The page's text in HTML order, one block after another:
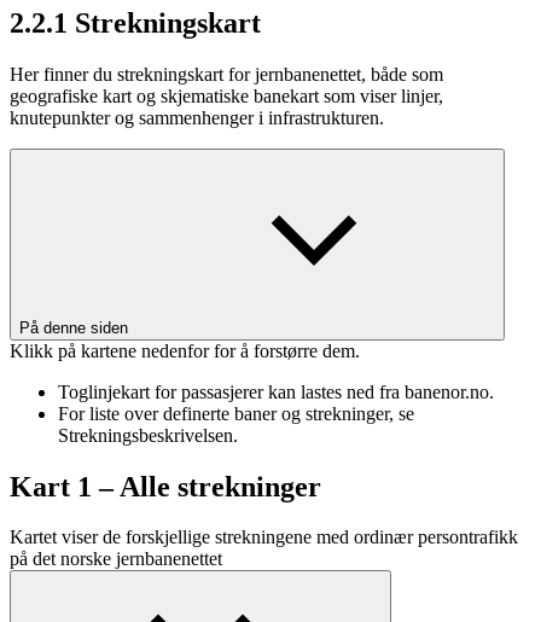
2.2.1 Strekningskart
Her finner du strekningskart for jernbanenettet, både som
geografiske kart og skjematiske banekart som viser linjer,
knutepunkter og sammenhenger i infrastrukturen.
På denne siden
Klikk på kartene nedenfor for å forstørre dem.
Toglinjekart for passasjerer kan lastes ned fra banenor.no.
For liste over definerte baner og strekninger, se
Strekningsbeskrivelsen.
Kart 1 – Alle strekninger
Kartet viser de forskjellige strekningene med ordinær persontrafikk
på det norske jernbanenettet